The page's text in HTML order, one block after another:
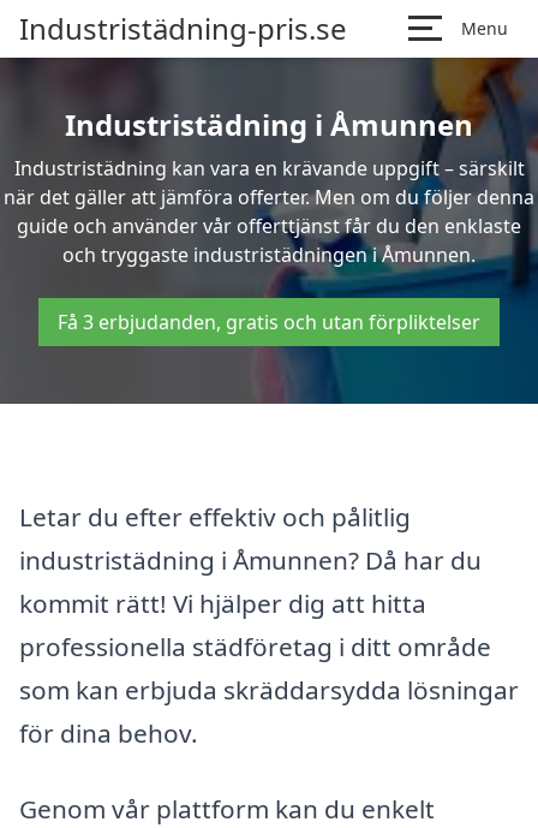
Industristädning-pris.se Menu
Industristädning i Åmunnen
Industristädning kan vara en krävande uppgift – särskilt
när det gäller att jämföra offerter. Men om du följer denna
guide och använder vår offerttjänst får du den enklaste
och tryggaste industristädningen i Åmunnen.
Få 3 erbjudanden, gratis och utan förpliktelser
Letar du efter effektiv och pålitlig
industristädning i Åmunnen? Då har du
kommit rätt! Vi hjälper dig att hitta
professionella städföretag i ditt område
som kan erbjuda skräddarsydda lösningar
för dina behov.
Genom vår plattform kan du enkelt